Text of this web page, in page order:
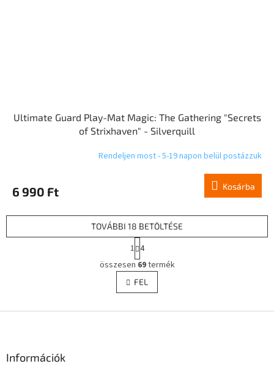
Ultimate Guard Play-Mat Magic: The Gathering "Secrets
of Strixhaven" - Silverquill
Rendeljen most - 5-19 napon belül postázzuk
6 990 Ft Kosárba
L
i
s
t
TOVÁBBI 18 BETÖLTÉSE
a
p
o
z
á
1 4
összesen 69termék
FEL
Információk